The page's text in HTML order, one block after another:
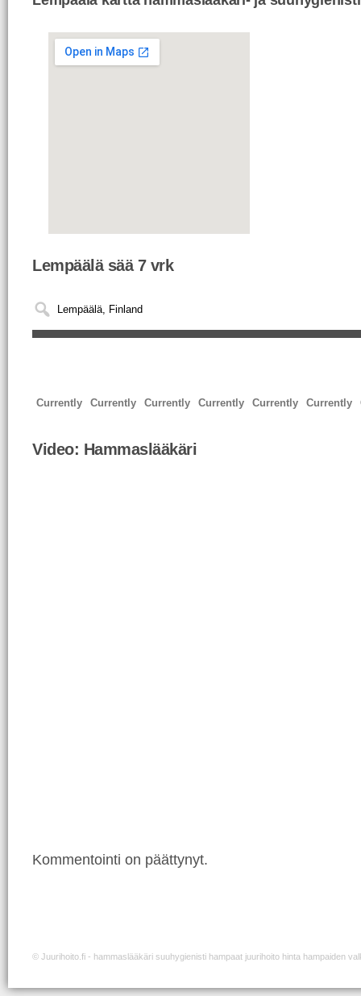
Lempäälä sää 7 vrk
Currently Currently Currently Currently Currently Currently
Video: Hammaslääkäri
Kommentointi on päättynyt.
© Juurihoito.fi - hammaslääkäri suuhygienisti hampaat juurihoito hinta hampaiden